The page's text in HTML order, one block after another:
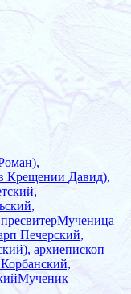
Крещении Давид),
Мученица
Печерский,
архиепископ
Мученик